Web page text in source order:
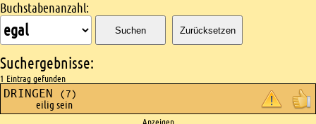
Buchstabenanzahl:
Suchen Zurücksetzen
Suchergebnisse:
1 Eintrag gefunden
DRINGEN (7)
eilig sein